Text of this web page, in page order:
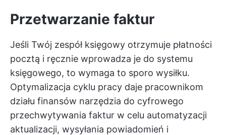
Przetwarzanie faktur
Jeśli Twój zespół księgowy otrzymuje płatności
pocztą i ręcznie wprowadza je do systemu
księgowego, to wymaga to sporo wysiłku.
Optymalizacja cyklu pracy daje pracownikom
działu finansów narzędzia do cyfrowego
przechwytywania faktur w celu automatyzacji
aktualizacji, wysyłania powiadomień i